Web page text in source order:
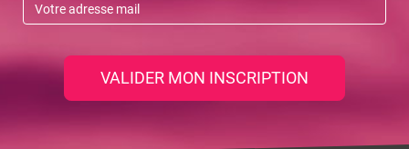
VALIDER MON INSCRIPTION